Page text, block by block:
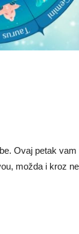
Ovaj petak
možda i kroz